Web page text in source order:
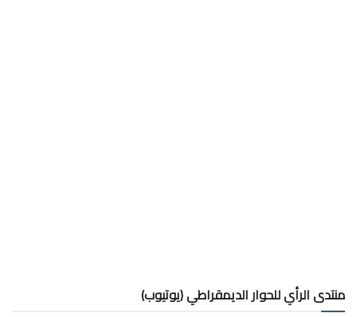
منتدى الرأي للحوار الديمقراطي (يوتيوب)